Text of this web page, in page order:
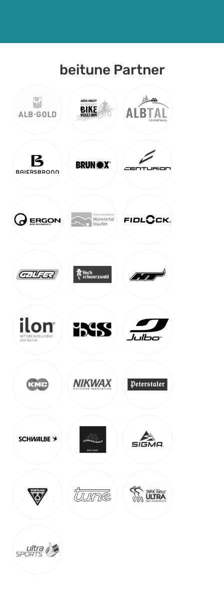
beitune Partner